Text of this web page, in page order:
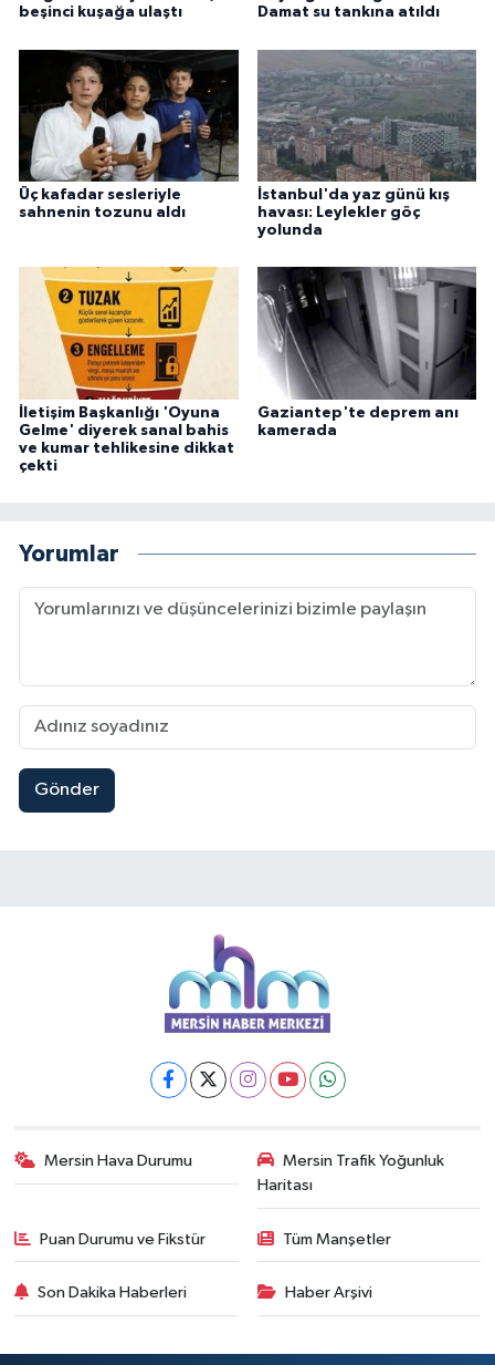
beşinci kuşağa ulaştı
Damat su tankına atıldı
Üç kafadar sesleriyle
sahnenin tozunu aldı
İstanbul'da yaz günü kış
havası: Leylekler göç
yolunda
İletişim Başkanlığı 'Oyuna
Gelme' diyerek sanal bahis
ve kumar tehlikesine dikkat
çekti
Gaziantep'te deprem anı
kamerada
Yorumlar
Gönder
Mersin Hava Durumu
Mersin Trafik Yoğunluk
Haritası
Puan Durumu ve Fikstür Tüm Manşetler
Son Dakika Haberleri Haber Arşivi